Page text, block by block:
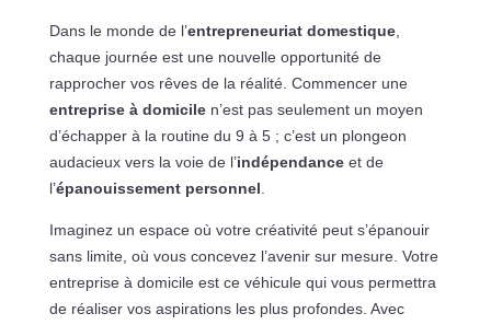
Dans le monde de l’entrepreneuriat domestique,
chaque journée est une nouvelle opportunité de
rapprocher vos rêves de la réalité. Commencer une
entreprise à domicilen’est pas seulement un moyen
d’échapper à la routine du 9 à 5 ; c’est un plongeon
audacieux vers la voie de l’indépendanceet de
l’épanouissement personnel
Imaginez un espace où votre créativité peut s’épanouir
sans limite, où vous concevez l’avenir sur mesure. Votre
entreprise à domicile est ce véhicule qui vous permettra
de réaliser vos aspirations les plus profondes. Avec